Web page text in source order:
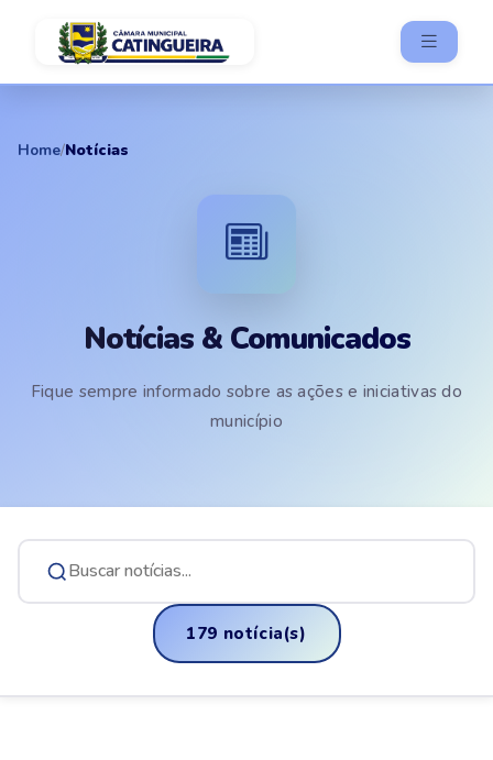
Home/Notícias
Notícias & Comunicados
Fique sempre informado sobre as ações e iniciativas do
município
179 notícia(s)